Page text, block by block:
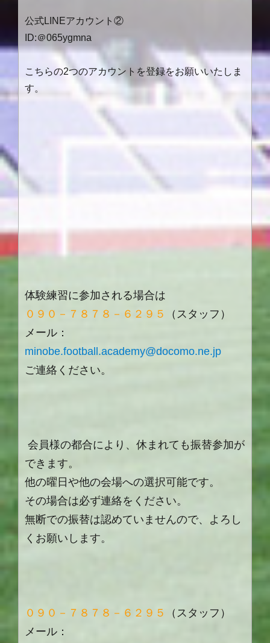
公式LINEアカウント②
ID:＠065ygmna
こちらの2つのアカウントを登録をお願いいたしま
す。
体験練習に参加される場合は
０９０－７８７８－６２９５
（スタッフ）
メール：
minobe.football.academy@docomo.ne.jp
ご連絡ください。
会員様の都合により、休まれても振替参加が
できます。
他の曜日や他の会場への選択可能です。
その場合は必ず連絡をください。
無断での振替は認めていませんので、よろし
くお願いします。
０９０－７８７８－６２９５
（スタッフ）
メール：